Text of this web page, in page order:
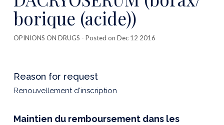
borique (acide))
OPINIONS ON DRUGS - Posted on Dec 12 2016
Reason for request
Renouvellement d'inscription
Maintien du remboursement dans les